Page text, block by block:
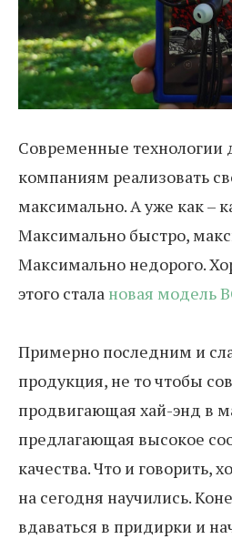
Современные технологии
компаниям реализовать
максимально. А уже как –
Максимально быстро,
Максимально недорого.
этого стала новая модель
Примерно последним и
продукция, не то чтобы
продвигающая хай-энд в
предлагающая высокое
качества. Что и говорить,
на сегодня научились.
вдаваться в придирки и